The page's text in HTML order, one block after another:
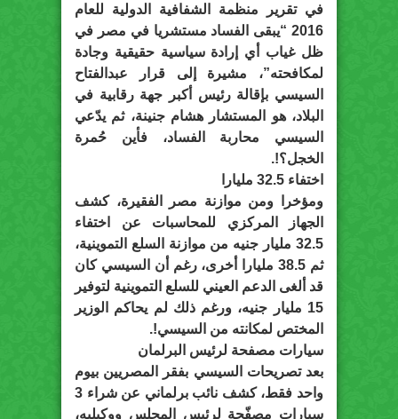
في تقرير منظمة الشفافية الدولية للعام
2016 “يبقى الفساد مستشريا في مصر في
ظل غياب أي إرادة سياسية حقيقية وجادة
لمكافحته”، مشيرة إلى قرار عبدالفتاح
السيسي بإقالة رئيس أكبر جهة رقابية في
البلاد، هو المستشار هشام جنينة، ثم يدّعي
السيسي محاربة الفساد، فأين حُمرة
الخجل؟!.
اختفاء 32.5 مليارا
ومؤخرا ومن موازنة مصر الفقيرة، كشف
الجهاز المركزي للمحاسبات عن اختفاء
32.5 مليار جنيه من موازنة السلع التموينية،
ثم 38.5 مليارا أخرى، رغم أن السيسي كان
قد ألغى الدعم العيني للسلع التموينية لتوفير
15 مليار جنيه، ورغم ذلك لم يحاكم الوزير
المختص لمكانته من السيسي!.
سيارات مصفحة لرئيس البرلمان
بعد تصريحات السيسي بفقر المصريين بيوم
واحد فقط، كشف نائب برلماني عن شراء 3
سيارات مصفّحة لرئيس المجلس ووكيليه،